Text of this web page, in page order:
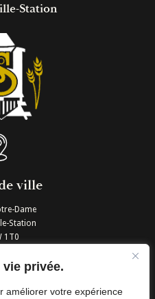
privée.
améliorer votre expérience
Station
ville
Dame
Station
1T0